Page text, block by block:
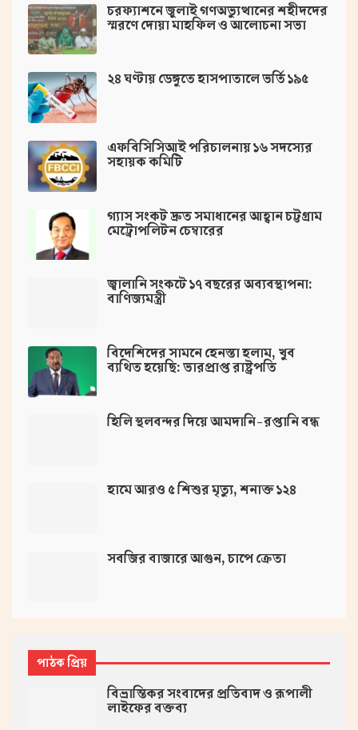
চরফ্যাশনে জুলাই গণঅভ্যুত্থানের শহীদদের
স্মরণে দোয়া মাহফিল ও আলোচনা সভা
২৪ ঘণ্টায় ডেঙ্গুতে হাসপাতালে ভর্তি ১৯৫
এফবিসিসিআই পরিচালনায় ১৬ সদস্যের
সহায়ক কমিটি
গ্যাস সংকট দ্রুত সমাধানের আহ্বান চট্টগ্রাম
মেট্রোপলিটন চেম্বারের
জ্বালানি সংকটে ১৭ বছরের অব্যবস্থাপনা:
বাণিজ্যমন্ত্রী
বিদেশিদের সামনে হেনস্তা হলাম, খুব
ব্যথিত হয়েছি: ভারপ্রাপ্ত রাষ্ট্রপতি
হিলি স্থলবন্দর দিয়ে আমদানি-রপ্তানি বন্ধ
হামে আরও ৫ শিশুর মৃত্যু, শনাক্ত ১২৪
সবজির বাজারে আগুন, চাপে ক্রেতা
পাঠক প্রিয়
বিভ্রান্তিকর সংবাদের প্রতিবাদ ও রূপালী
লাইফের বক্তব্য